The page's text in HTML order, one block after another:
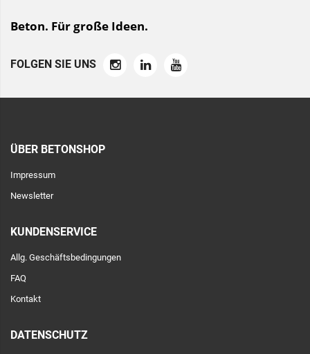
Beton. Für große Ideen.
FOLGEN SIE UNS
ÜBER BETONSHOP
Impressum
Newsletter
KUNDENSERVICE
Allg. Geschäftsbedingungen
FAQ
Kontakt
DATENSCHUTZ